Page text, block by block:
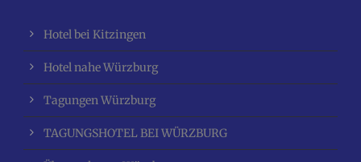
Hotel bei Kitzingen
Hotel nahe Würzburg
Tagungen Würzburg
TAGUNGSHOTEL BEI WÜRZBURG